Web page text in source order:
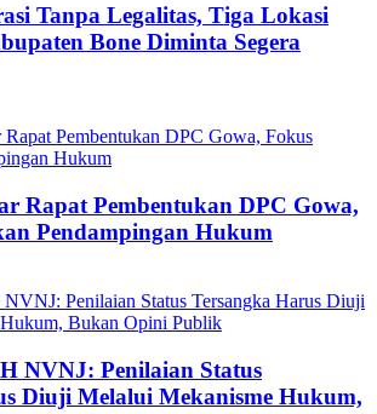
Tanpa Legalitas, Tiga Lokasi
Bone Diminta Segera
Rapat Pembentukan DPC Gowa,
Pendampingan Hukum
NVNJ: Penilaian Status
Diuji Melalui Mekanisme Hukum,